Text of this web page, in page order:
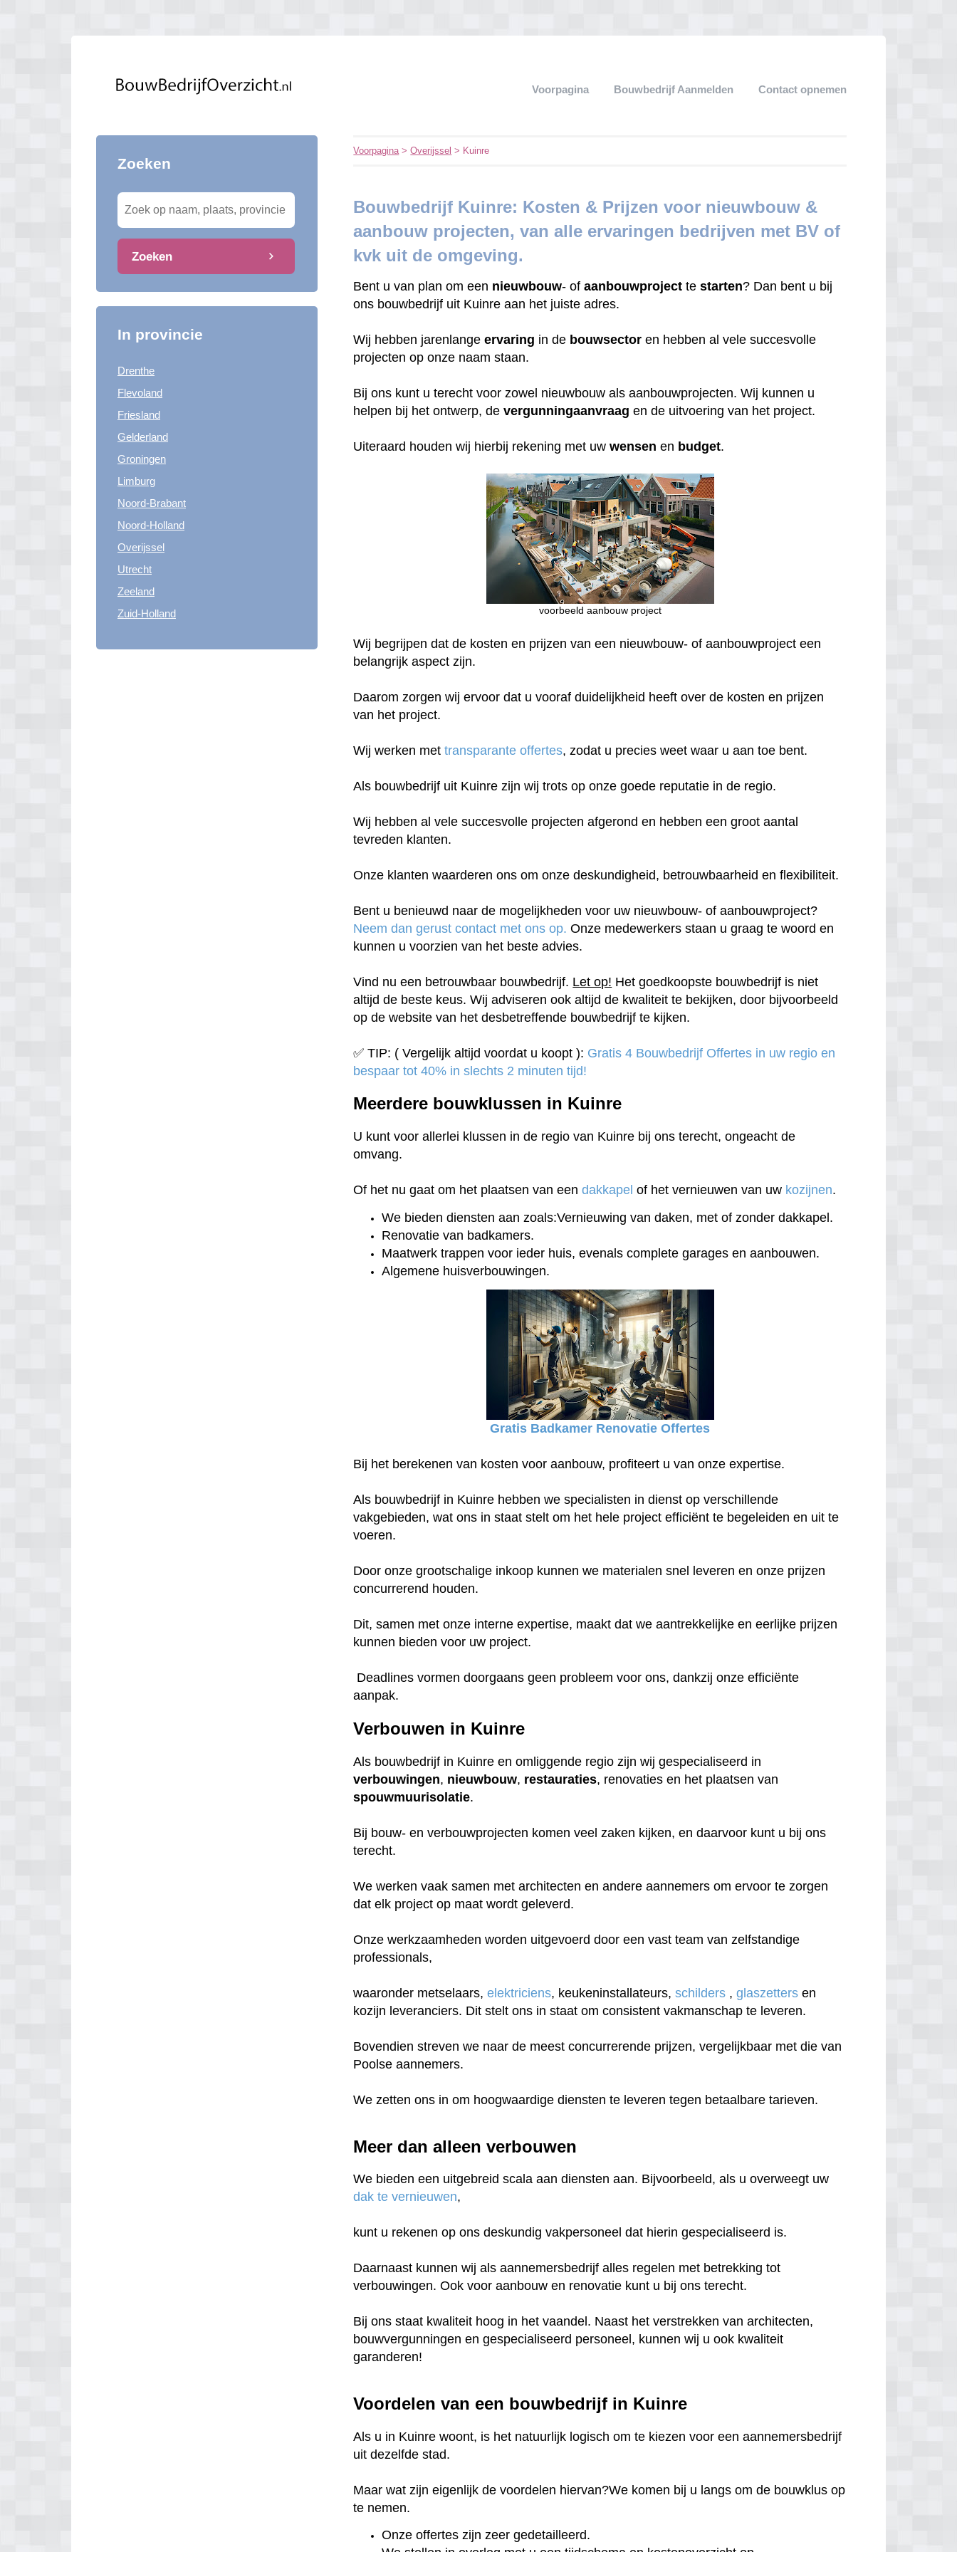
Voorpagina Bouwbedrijf Aanmelden Contact opnemen
Zoeken
Zoeken
In provincie
Drenthe
Flevoland
Friesland
Gelderland
Groningen
Limburg
Noord-Brabant
Noord-Holland
Overijssel
Utrecht
Zeeland
Zuid-Holland
Voorpagina>Overijssel > Kuinre
Bouwbedrijf Kuinre: Kosten & Prijzen voor nieuwbouw &
aanbouw projecten, van alle ervaringen bedrijven met BV of
kvk uit de omgeving.
Bent u van plan om een nieuwbouw- ofaanbouwproject testarten? Dan bent u bij
ons bouwbedrijf uit Kuinre aan het juiste adres.
Wij hebben jarenlangeervaring in de bouwsector en hebben al vele succesvolle
projecten op onze naam staan.
Bij ons kunt u terecht voor zowel nieuwbouw als aanbouwprojecten. Wij kunnen u
helpen bij het ontwerp, devergunningaanvraag en de uitvoering van het project.
Uiteraard houden wij hierbij rekening met uwwensen en budget.
voorbeeld aanbouw project
Wij begrijpen dat de kosten en prijzen van een nieuwbouw- of aanbouwproject een
belangrijk aspect zijn.
Daarom zorgen wij ervoor dat u vooraf duidelijkheid heeft over de kosten en prijzen
van het project.
Wij werken mettransparante offertes, zodat u precies weet waar u aan toe bent.
Als bouwbedrijf uit Kuinre zijn wij trots op onze goede reputatie in de regio.
Wij hebben al vele succesvolle projecten afgerond en hebben een groot aantal
tevreden klanten.
Onze klanten waarderen ons om onze deskundigheid, betrouwbaarheid en flexibiliteit.
Bent u benieuwd naar de mogelijkheden voor uw nieuwbouw- of aanbouwproject?
Neem dan gerust contact met ons op.Onze medewerkers staan u graag te woord en
kunnen u voorzien van het beste advies.
Vind nu een betrouwbaar bouwbedrijf. Let op! Het goedkoopste bouwbedrijf is niet
altijd de beste keus. Wij adviseren ook altijd de kwaliteit te bekijken, door bijvoorbeeld
op de website van het desbetreffende bouwbedrijf te kijken.
✅ TIP: ( Vergelijk altijd voordat u koopt ): Gratis 4 Bouwbedrijf Offertes in uw regio en
bespaar tot 40% in slechts 2 minuten tijd!
Meerdere bouwklussen in Kuinre
U kunt voor allerlei klussen in de regio van Kuinre bij ons terecht, ongeacht de
omvang.
Of het nu gaat om het plaatsen van eendakkapel of het vernieuwen van uw kozijnen.
We bieden diensten aan zoals:Vernieuwing van daken, met of zonder dakkapel.
Renovatie van badkamers.
Maatwerk trappen voor ieder huis, evenals complete garages en aanbouwen.
Algemene huisverbouwingen.
Gratis Badkamer Renovatie Offertes
Bij het berekenen van kosten voor aanbouw, profiteert u van onze expertise.
Als bouwbedrijf in Kuinre hebben we specialisten in dienst op verschillende
vakgebieden, wat ons in staat stelt om het hele project efficiënt te begeleiden en uit te
voeren.
Door onze grootschalige inkoop kunnen we materialen snel leveren en onze prijzen
concurrerend houden.
Dit, samen met onze interne expertise, maakt dat we aantrekkelijke en eerlijke prijzen
kunnen bieden voor uw project.
Deadlines vormen doorgaans geen probleem voor ons, dankzij onze efficiënte
aanpak.
Verbouwen in Kuinre
Als bouwbedrijf in Kuinre en omliggende regio zijn wij gespecialiseerd in
verbouwingen, nieuwbouw, restauraties, renovaties en het plaatsen van
spouwmuurisolatie.
Bij bouw- en verbouwprojecten komen veel zaken kijken, en daarvoor kunt u bij ons
terecht.
We werken vaak samen met architecten en andere aannemers om ervoor te zorgen
dat elk project op maat wordt geleverd.
Onze werkzaamheden worden uitgevoerd door een vast team van zelfstandige
professionals,
waaronder metselaars,elektriciens, keukeninstallateurs,schilders ,glaszetters en
kozijn leveranciers. Dit stelt ons in staat om consistent vakmanschap te leveren.
Bovendien streven we naar de meest concurrerende prijzen, vergelijkbaar met die van
Poolse aannemers.
We zetten ons in om hoogwaardige diensten te leveren tegen betaalbare tarieven.
Meer dan alleen verbouwen
We bieden een uitgebreid scala aan diensten aan. Bijvoorbeeld, als u overweegt uw
dak te vernieuwen,
kunt u rekenen op ons deskundig vakpersoneel dat hierin gespecialiseerd is.
Daarnaast kunnen wij als aannemersbedrijf alles regelen met betrekking tot
verbouwingen. Ook voor aanbouw en renovatie kunt u bij ons terecht.
Bij ons staat kwaliteit hoog in het vaandel. Naast het verstrekken van architecten,
bouwvergunningen en gespecialiseerd personeel, kunnen wij u ook kwaliteit
garanderen!
Voordelen van een bouwbedrijf in Kuinre
Als u in Kuinre woont, is het natuurlijk logisch om te kiezen voor een aannemersbedrijf
uit dezelfde stad.
Maar wat zijn eigenlijk de voordelen hiervan?We komen bij u langs om de bouwklus op
te nemen.
Onze offertes zijn zeer gedetailleerd.